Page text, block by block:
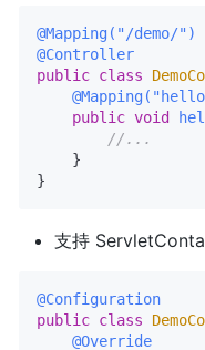
@Mapping("/demo/")
@Controller
public class
public void
//...
    }
支持
@Configuration
public class
@Override